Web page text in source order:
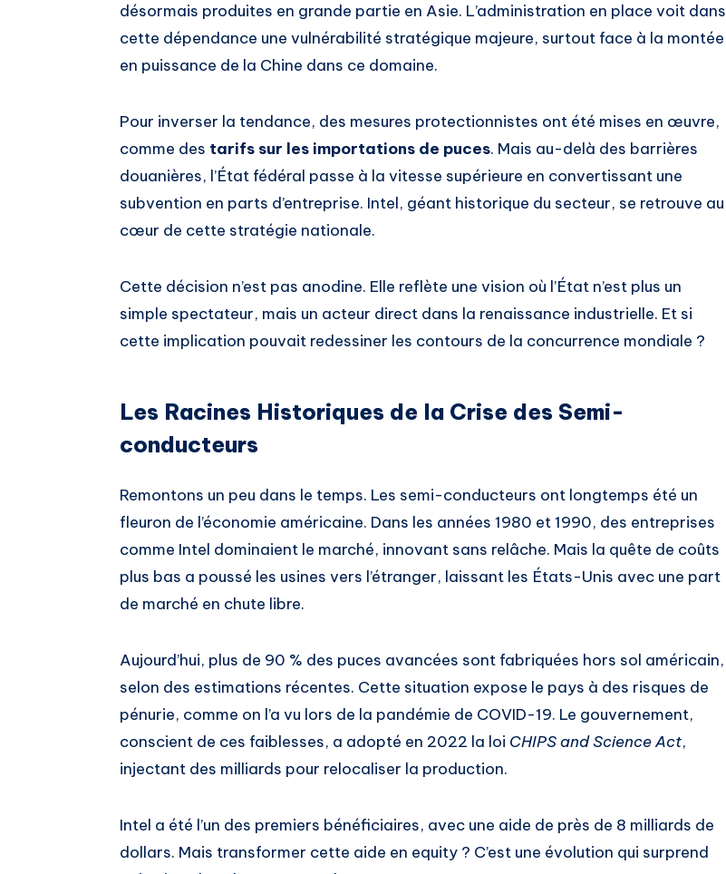
désormais produites en grande partie en Asie. L’administration en place voit dans
cette dépendance une vulnérabilité stratégique majeure, surtout face à la montée
en puissance de la Chine dans ce domaine.
Pour inverser la tendance, des mesures protectionnistes ont été mises en œuvre,
comme des tarifs sur les importations de puces. Mais au-delà des barrières
douanières, l’État fédéral passe à la vitesse supérieure en convertissant une
subvention en parts d’entreprise. Intel, géant historique du secteur, se retrouve au
cœur de cette stratégie nationale.
Cette décision n’est pas anodine. Elle reflète une vision où l’État n’est plus un
simple spectateur, mais un acteur direct dans la renaissance industrielle. Et si
cette implication pouvait redessiner les contours de la concurrence mondiale ?
Les Racines Historiques de la Crise des Semi-
conducteurs
Remontons un peu dans le temps. Les semi-conducteurs ont longtemps été un
fleuron de l’économie américaine. Dans les années 1980 et 1990, des entreprises
comme Intel dominaient le marché, innovant sans relâche. Mais la quête de coûts
plus bas a poussé les usines vers l’étranger, laissant les États-Unis avec une part
de marché en chute libre.
Aujourd’hui, plus de 90 % des puces avancées sont fabriquées hors sol américain,
selon des estimations récentes. Cette situation expose le pays à des risques de
pénurie, comme on l’a vu lors de la pandémie de COVID-19. Le gouvernement,
conscient de ces faiblesses, a adopté en 2022 la loi CHIPS and Science Act,
injectant des milliards pour relocaliser la production.
Intel a été l’un des premiers bénéficiaires, avec une aide de près de 8 milliards de
dollars. Mais transformer cette aide en equity ? C’est une évolution qui surprend